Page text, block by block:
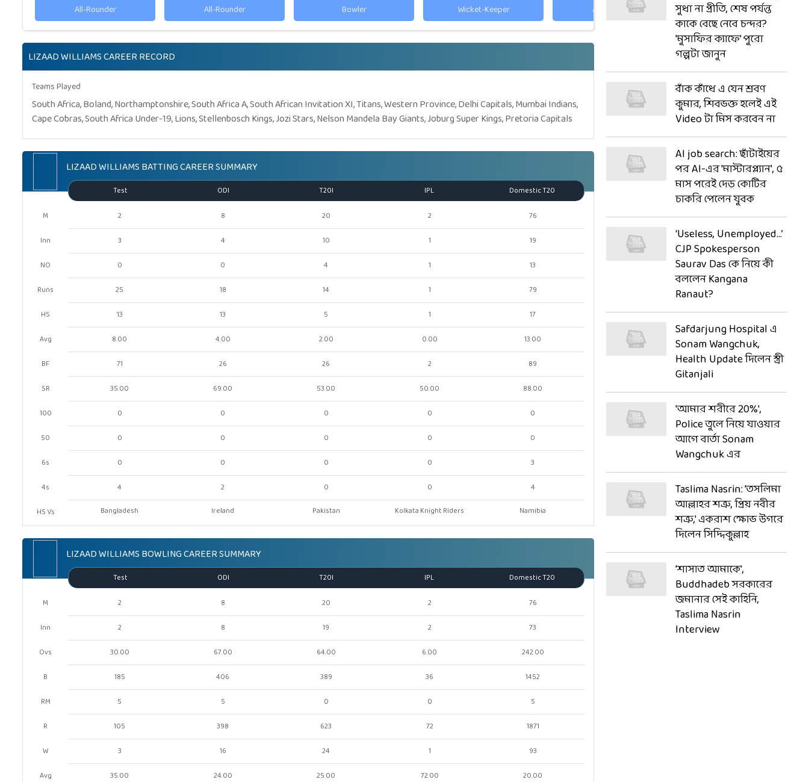
All-Rounder All-Rounder Bowler Wicket-Keeper All-Rounder Batter
LIZAAD WILLIAMS CAREER RECORD
Teams Played
South Africa, Boland, Northamptonshire, South Africa A, South African Invitation XI, Titans, Western Province, Delhi Capitals, Mumbai Indians,
Cape Cobras, South Africa Under-19, Lions, Stellenbosch Kings, Jozi Stars, Nelson Mandela Bay Giants, Joburg Super Kings, Pretoria Capitals
LIZAAD WILLIAMS BATTING CAREER SUMMARY
M
Inn
NO
Runs
HS
Avg
BF
SR
100
50
6s
4s
HS Vs
Test ODI T20I IPL Domestic T20
2 8 20 2 76
3 4 10 1 19
0 0 4 1 13
25 18 14 1 79
13 13 5 1 17
8.00 4.00 2.00 0.00 13.00
71 26 26 2 89
35.00 69.00 53.00 50.00 88.00
0 0 0 0 0
0 0 0 0 0
0 0 0 0 3
4 2 0 0
4
Bangladesh
Ireland Pakistan Kolkata Knight Riders Namibia
LIZAAD WILLIAMS BOWLING CAREER SUMMARY
M
Inn
Ovs
B
RM
R
W
Avg
Test ODI T20I IPL Domestic T20
2 8 20 2 76
2 8 19 2 73
30.00 67.00 64.00 6.00 242.00
185 406 389 36 1452
5 5 0 0 5
105 398 623 72 1871
3 16 24 1 93
35.00 24.00 25.00 72.00 20.00
সুধা না প্রীতি, শেষ পর্যন্ত
কাকে বেছে নেবে চন্দর?
'মুসাফির ক্যাফে' পুরো
গল্পটা জানুন
বাঁক কাঁধে এ যেন শ্রবণ
কুমার, শিবভক্ত হলেই এই
Video টা মিস করবেন না
AI job search: ছাঁটাইয়ের
পর AI-এর 'মাস্টারপ্ল্যান', ৫
মাস পরেই দেড় কোটির
চাকরি পেলেন যুবক
‘Useless, Unemployed…’
CJP Spokesperson
Saurav Das কে নিয়ে কী
বললেন Kangana
Ranaut?
Safdarjung Hospital এ
Sonam Wangchuk,
Health Update দিলেন স্ত্রী
Gitanjali
'আমার শরীরে 20%',
Police তুলে নিয়ে যাওয়ার
আগে বার্তা Sonam
Wangchuk এর
Taslima Nasrin: 'তসলিমা
আল্লাহর শত্রু, প্রিয় নবীর
শত্রু,' একরাশ ক্ষোভ উগরে
দিলেন সিদ্দিকুল্লাহ
'শাসাত আমাকে',
Buddhadeb সরকারের
জমানার সেই কাহিনি,
Taslima Nasrin
Interview